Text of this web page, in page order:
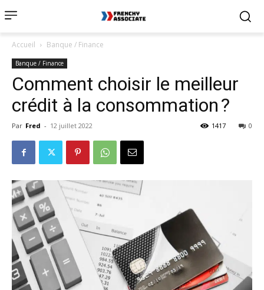
Accueil Banque / Finance
Banque / Finance
Comment choisir le meilleur
crédit à la consommation ?
Par Fred - 12 juillet 2022 0
1417